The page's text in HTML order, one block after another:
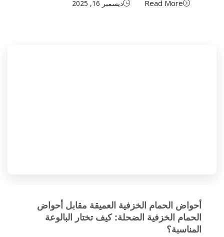
Read More ديسمبر 16, 2025
أحواض الحمام الخزفية العميقة مقابل أحواض
الحمام الخزفية الضحلة: كيف تختار البالوعة
المناسبة؟